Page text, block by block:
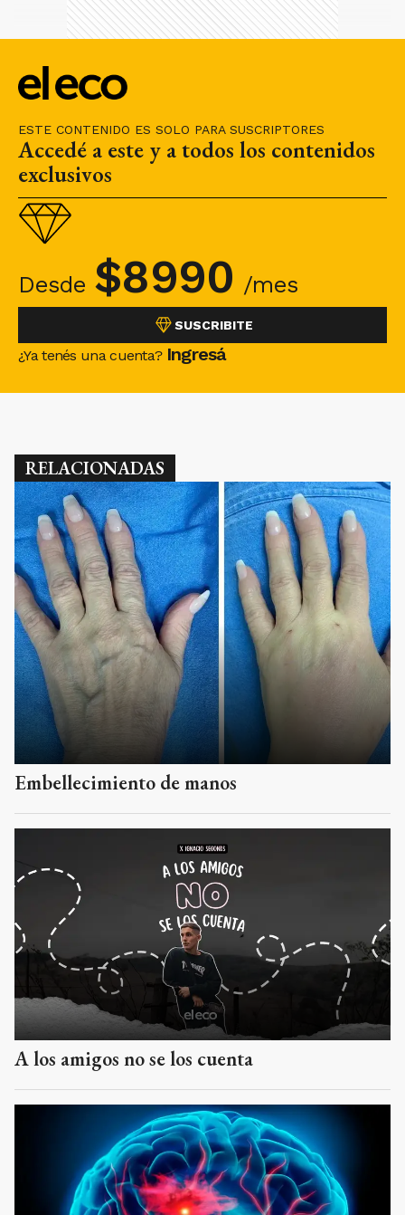
ESTE CONTENIDO ES SOLO PARA SUSCRIPTORES
Accedé a este y a todos los contenidos
exclusivos
Desde $8990 /mes
SUSCRIBITE
¿Ya tenés una cuenta? Ingresá
RELACIONADAS
Embellecimiento de manos
A los amigos no se los cuenta